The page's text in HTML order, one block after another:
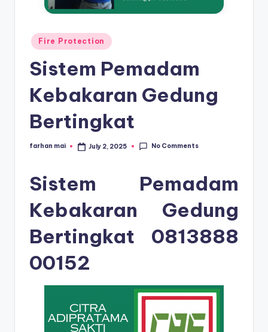
Posted
in
Fire Protection
Sistem Pemadam
Kebakaran Gedung
Bertingkat
Posted
farhan mai July 2, 2025 No Comments
Sistem Pemadam
Kebakaran Gedung
Bertingkat
0813888
00152